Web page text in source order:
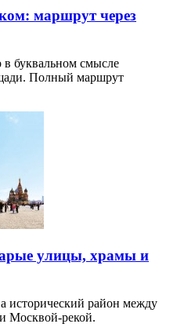
маршрут через
в буквальном смысле
Полный маршрут
улицы, храмы и
исторический район между
Москвой-рекой.